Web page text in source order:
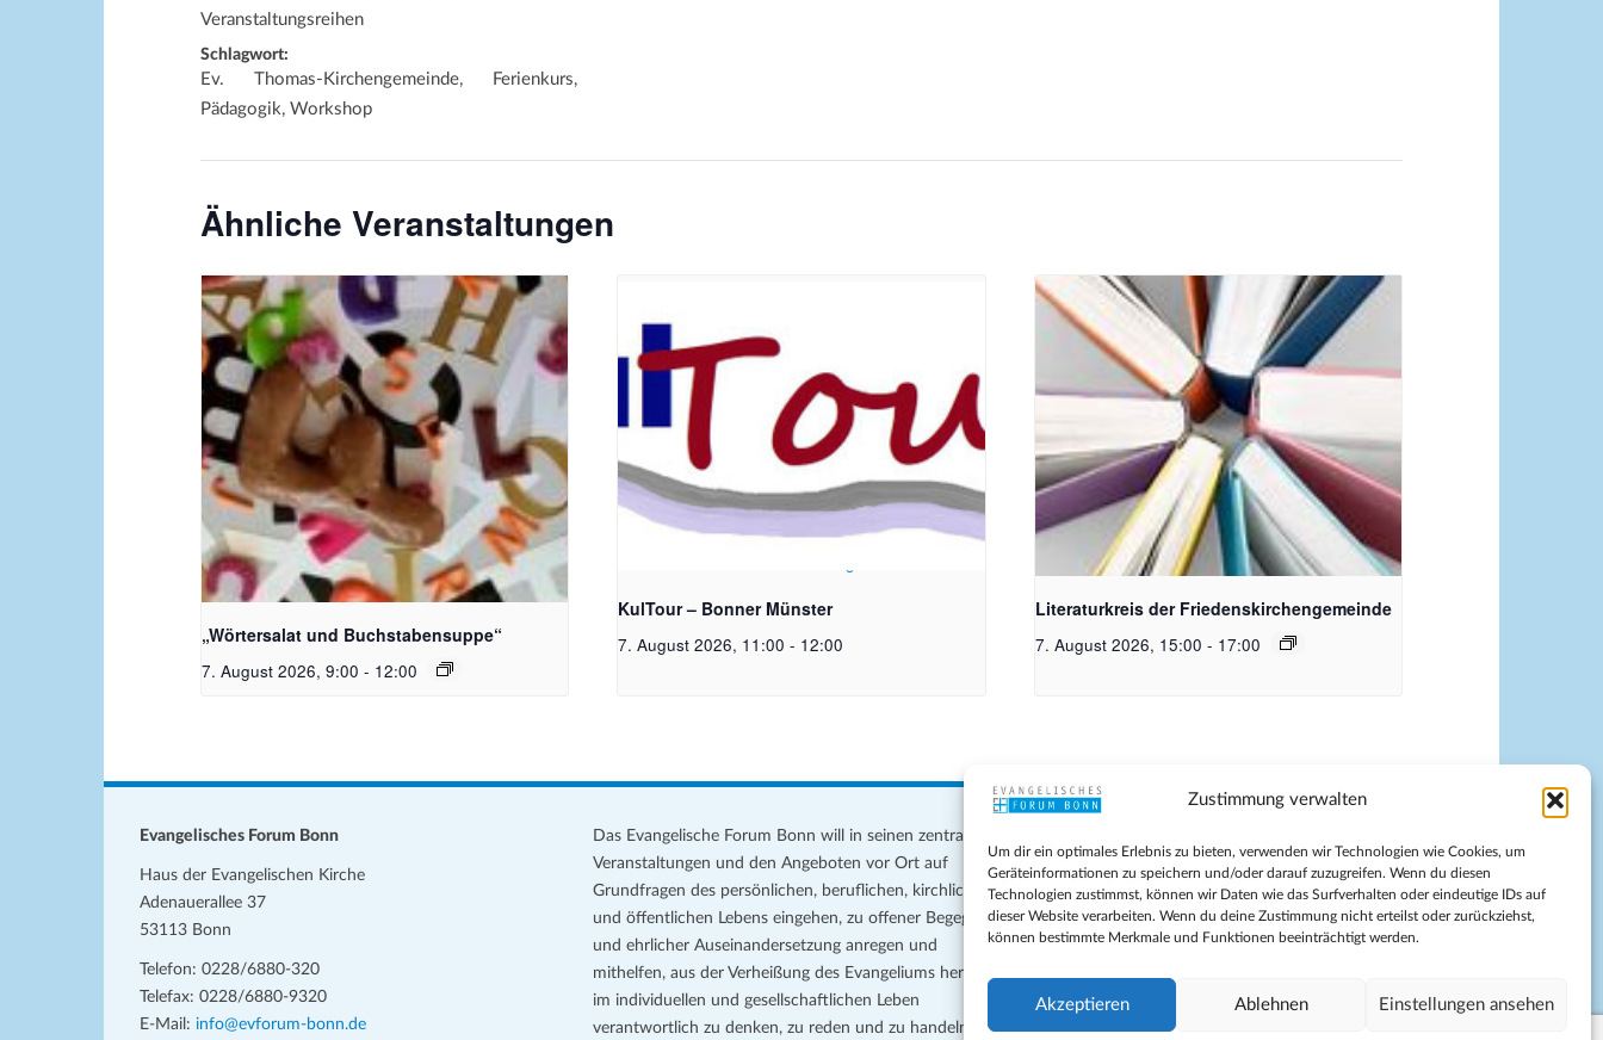
Zustimmung verwalten
Um dir ein optimales Erlebnis zu bieten, verwenden wir Technologien wie Cookies, um
Geräteinformationen zu speichern und/oder darauf zuzugreifen. Wenn du diesen
Technologien zustimmst, können wir Daten wie das Surfverhalten oder eindeutige IDs auf
dieser Website verarbeiten. Wenn du deine Zustimmung nicht erteilst oder zurückziehst,
können bestimmte Merkmale und Funktionen beeinträchtigt werden.
Akzeptieren Ablehnen Einstellungen ansehen
Veranstaltungsreihen
Schlagwort:
Ev. Thomas-Kirchengemeinde, Ferienkurs,
Pädagogik, Workshop
Ähnliche Veranstaltungen
Bildquelle_ Pixabay Free_Christoph
Meinersmann
„Wörtersalat und Buchstabensuppe“
7. August 2026, 9:00 - 12:00
KulTour – Bonner Münster
7. August 2026, 11:00 - 12:00
Bildquelle Pixabay
Literaturkreis der Friedenskirchengemeinde
7. August 2026, 15:00 - 17:00
Evangelisches Forum Bonn
Haus der Evangelischen Kirche
Adenauerallee 37
53113 Bonn
Telefon: 0228/6880-320
Telefax: 0228/6880-9320
E-Mail: info@evforum-bonn.de
Das Evangelische Forum Bonn will in seinen zentralen
Veranstaltungen und den Angeboten vor Ort auf
Grundfragen des persönlichen, beruflichen, kirchlichen
und öffentlichen Lebens eingehen, zu offener Begegnung
und ehrlicher Auseinandersetzung anregen und
mithelfen, aus der Verheißung des Evangeliums heraus
im individuellen und gesellschaftlichen Leben
verantwortlich zu denken, zu reden und zu handeln.
Datenschutz
Teilnahmebedingungen
Evangelische Kirche in Bonn
Cookie-Richtlinie (EU)